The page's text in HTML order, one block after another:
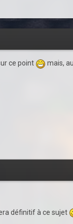
ce point
mais,
définitif à ce sujet